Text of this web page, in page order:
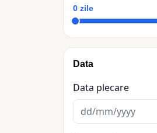
0 zile
Data
Data plecare